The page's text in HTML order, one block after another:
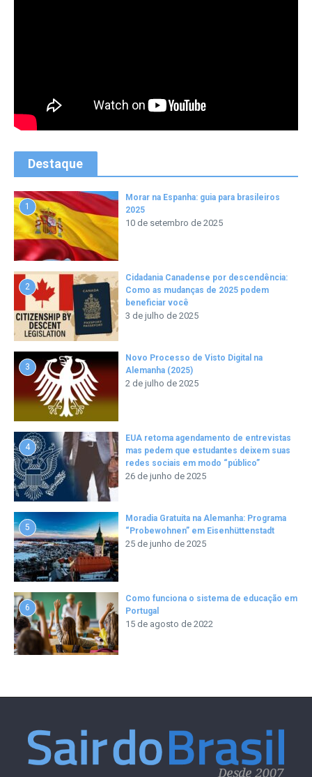
Destaque
1
Morar na Espanha: guia para brasileiros
2025
10 de setembro de 2025
2
Cidadania Canadense por descendência:
Como as mudanças de 2025 podem
beneficiar você
3 de julho de 2025
3
Novo Processo de Visto Digital na
Alemanha (2025)
2 de julho de 2025
4
EUA retoma agendamento de entrevistas
mas pedem que estudantes deixem suas
redes sociais em modo “público”
26 de junho de 2025
5
Moradia Gratuita na Alemanha: Programa
“Probewohnen” em Eisenhüttenstadt
25 de junho de 2025
6
Como funciona o sistema de educação em
Portugal
15 de agosto de 2022